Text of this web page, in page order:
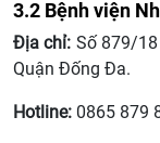
3.2 Bệnh viện
Địa chỉ: Số 879/
Quận Đống Đa.
Hotline: 0865 879